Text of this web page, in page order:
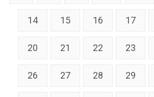
14 15 16 17
20 21 22 23
26 27 28 29